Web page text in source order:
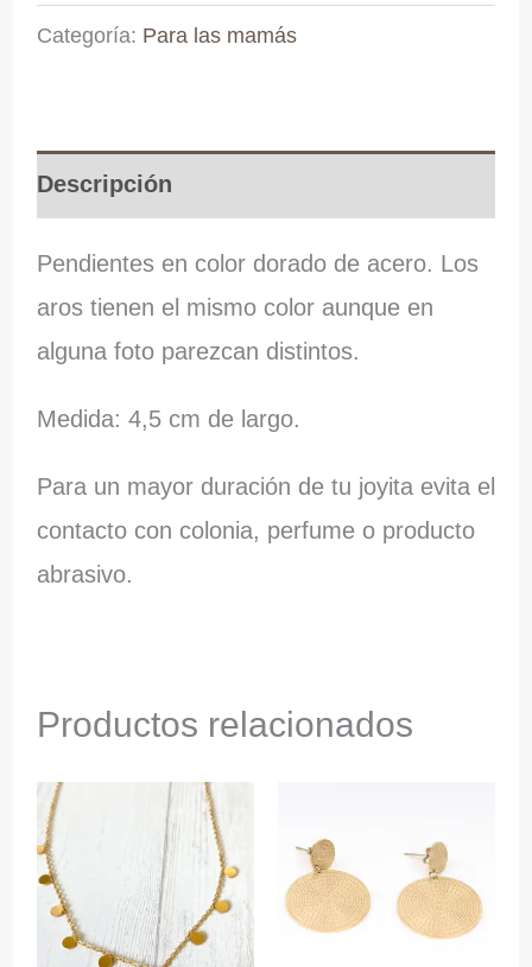
Categoría: Para las mamás
Descripción
Pendientes en color dorado de acero. Los
aros tienen el mismo color aunque en
alguna foto parezcan distintos.
Medida: 4,5 cm de largo.
Para un mayor duración de tu joyita evita el
contacto con colonia, perfume o producto
abrasivo.
Productos relacionados